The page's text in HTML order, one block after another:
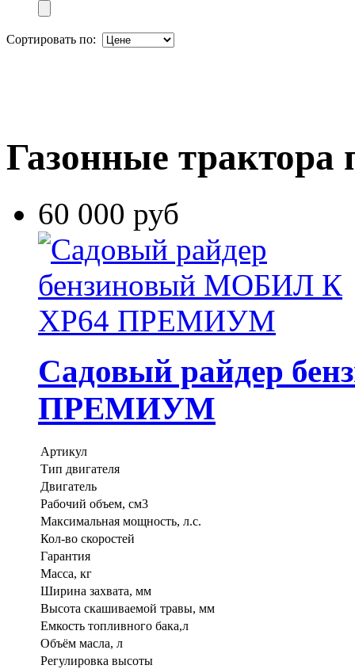
Сортировать по:
Газонные трактора
60 000 руб
Садовый райдер
ПРЕМИУМ
Артикул
Тип двигателя
Двигатель
Рабочий объем, см3
Максимальная мощность, л.с.
Кол-во скоростей
Гарантия
Масса, кг
Ширина захвата, мм
Высота скашиваемой травы, мм
Емкость топливного бака,л
Объём масла, л
Регулировка высоты